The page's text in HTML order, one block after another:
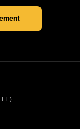
)